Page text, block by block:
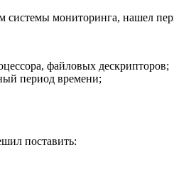
системы мониторинга, нашел
файловых дескрипторов;
период времени;
поставить: